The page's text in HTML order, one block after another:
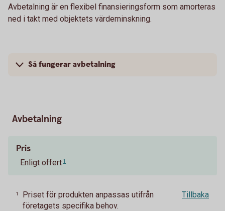
Avbetalning är en flexibel finansieringsform som amorteras
ned i takt med objektets värdeminskning.
Så fungerar avbetalning
Avbetalning
Pris
Enligt offert 1
1
Priset för produkten anpassas utifrån
företagets specifika behov.
Tillbaka